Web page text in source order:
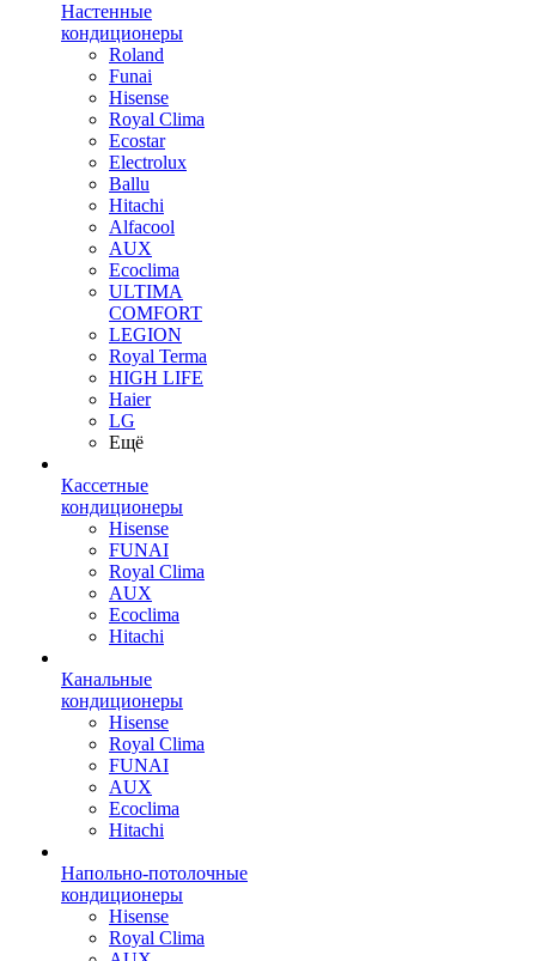
Настенные
кондиционеры
Roland
Funai
Hisense
Royal Clima
Ecostar
Electrolux
Ballu
Hitachi
Alfacool
AUX
Ecoclima
ULTIMA
COMFORT
LEGION
Royal Terma
HIGH LIFE
Haier
LG
Ещё
Кассетные
кондиционеры
Hisense
FUNAI
Royal Clima
AUX
Ecoclima
Hitachi
Канальные
кондиционеры
Hisense
Royal Clima
FUNAI
AUX
Ecoclima
Hitachi
Напольно-потолочные
кондиционеры
Hisense
Royal Clima